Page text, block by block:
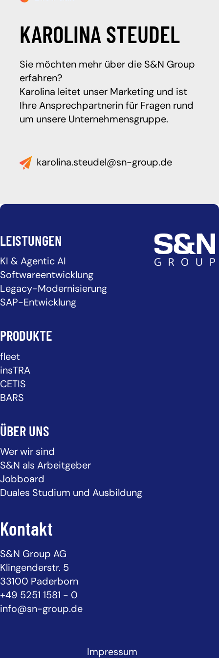
KAROLINA STEUDEL
Sie möchten mehr über die S&N Group
erfahren?
Karolina leitet unser Marketing und ist
Ihre Ansprechpartnerin für Fragen rund
um unsere Unternehmensgruppe.
karolina.steudel@sn-group.de
LEISTUNGEN
KI & Agentic AI
Softwareentwicklung
Legacy-Modernisierung
SAP-Entwicklung
PRODUKTE
fleet
insTRA
CETIS
BARS
ÜBER UNS
Wer wir sind
S&N als Arbeitgeber
Jobboard
Duales Studium und Ausbildung
Kontakt
S&N Group AG
Klingenderstr. 5
33100 Paderborn
+49 5251 1581 - 0
info@sn-group.de
Impressum